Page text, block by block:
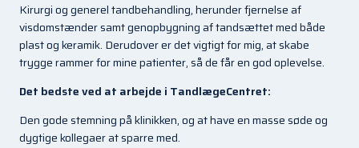
Kirurgi og generel tandbehandling, herunder fjernelse af
visdomstænder samt genopbygning af tandsættet med både
plast og keramik. Derudover er det vigtigt for mig, at skabe
trygge rammer for mine patienter, så de får en god oplevelse.
Det bedste ved at arbejde i TandlægeCentret:
Den gode stemning på klinikken, og at have en masse søde og
dygtige kollegaer at sparre med.